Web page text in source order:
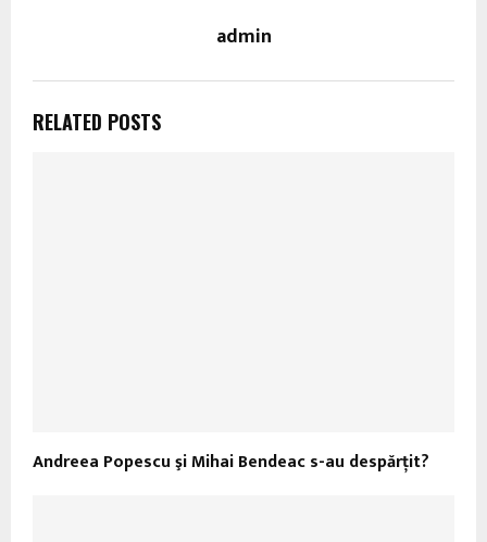
admin
RELATED POSTS
Andreea Popescu şi Mihai Bendeac s-au despărţit?